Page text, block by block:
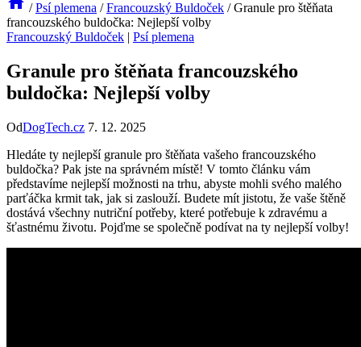
/ Psí plemena / Francouzský Buldoček / Granule pro štěňata
francouzského buldočka: Nejlepší volby
Francouzský Buldoček | Psí plemena
Granule pro štěňata francouzského
buldočka: Nejlepší volby
OdDogTech.cz 7. 12. 2025
Hledáte ty nejlepší granule pro štěňata vašeho francouzského
buldočka? Pak jste na správném místě! V tomto článku vám
představíme nejlepší možnosti na trhu, abyste mohli svého malého
parťáčka krmit tak, jak si zaslouží. Budete mít jistotu, že vaše štěně
dostává všechny nutriční potřeby, které potřebuje k zdravému a
šťastnému životu. Pojďme se společně podívat na ty nejlepší volby!